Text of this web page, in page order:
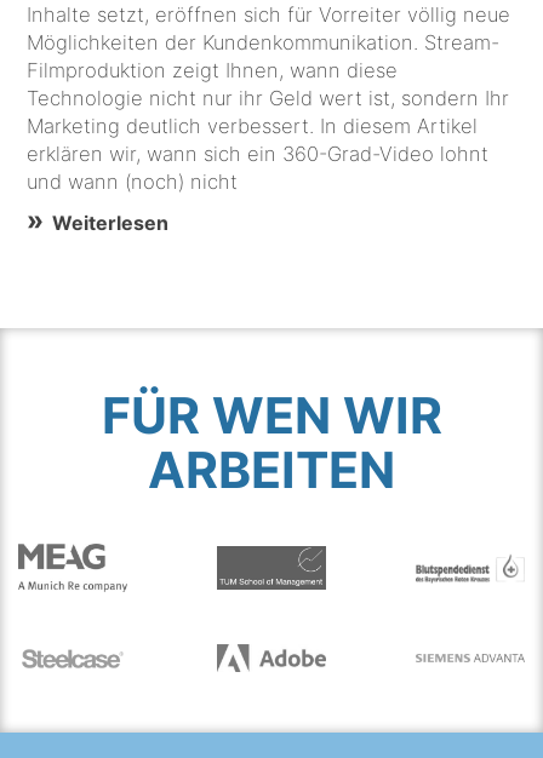
Inhalte setzt, eröffnen sich für Vorreiter völlig neue
Möglichkeiten der Kundenkommunikation. Stream-
Filmproduktion zeigt Ihnen, wann diese
Technologie nicht nur ihr Geld wert ist, sondern Ihr
Marketing deutlich verbessert. In diesem Artikel
erklären wir, wann sich ein 360-Grad-Video lohnt
und wann (noch) nicht
Weiterlesen
FÜR WEN WIR
ARBEITEN